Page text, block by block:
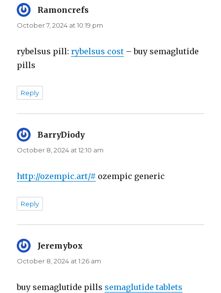
Ramoncrefs
October 7, 2024 at 10:19 pm
rybelsus pill:rybelsus cost – buy semaglutide
pills
Reply
BarryDiody
October 8, 2024 at 12:10 am
http://ozempic.art/# ozempic generic
Reply
Jeremybox
October 8, 2024 at 1:26 am
buy semaglutide pills semaglutide tablets